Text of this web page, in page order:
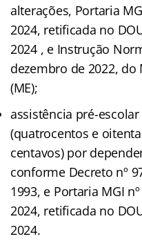
alterações, Portaria
2024, retificada no
2024 , e Instrução
dezembro de 2022,
(ME);
assistência pré-
(quatrocentos e
centavos) por
conforme Decreto nº
1993, e Portaria MGI
2024, retificada no
2024.